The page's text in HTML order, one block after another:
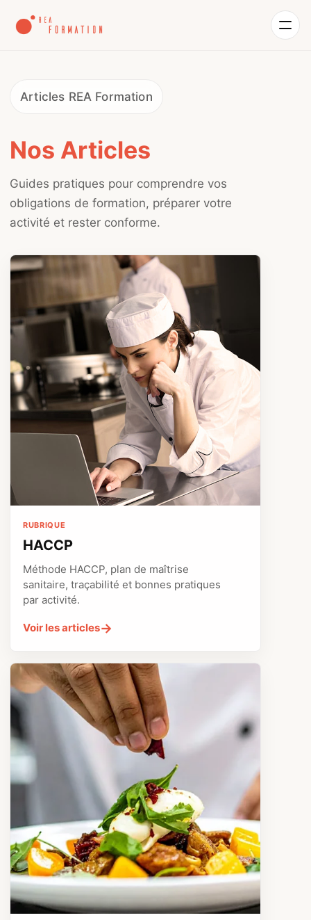
Articles REA Formation
Nos Articles
Guides pratiques pour comprendre vos
obligations de formation, préparer votre
activité et rester conforme.
RUBRIQUE
HACCP
Méthode HACCP, plan de maîtrise
sanitaire, traçabilité et bonnes pratiques
par activité.
Voir les articles→